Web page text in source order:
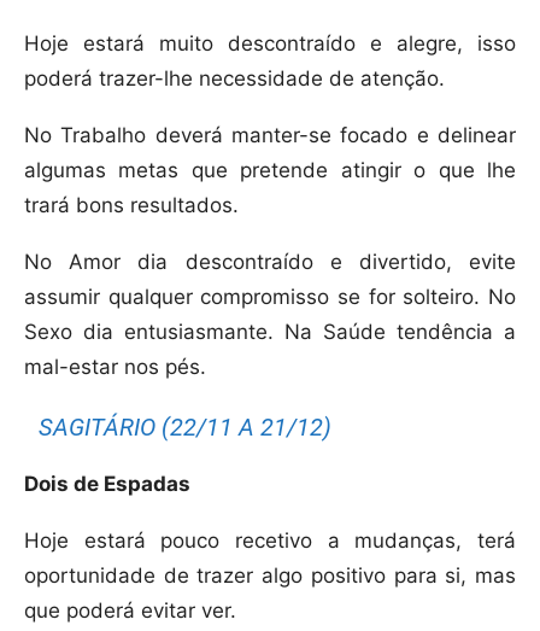
Hoje estará muito descontraído e alegre, isso
poderá trazer-lhe necessidade de atenção.
No Trabalho deverá manter-se focado e delinear
algumas metas que pretende atingir o que lhe
trará bons resultados.
No Amor dia descontraído e divertido, evite
assumir qualquer compromisso se for solteiro. No
Sexo dia entusiasmante. Na Saúde tendência a
mal-estar nos pés.
SAGITÁRIO (22/11 A 21/12)
Dois de Espadas
Hoje estará pouco recetivo a mudanças, terá
oportunidade de trazer algo positivo para si, mas
que poderá evitar ver.